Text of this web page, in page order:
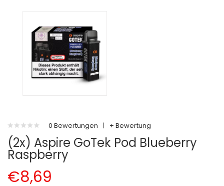
0 Bewertungen | + Bewertung
(2x) Aspire GoTek Pod Blueberry
Raspberry
€8,69